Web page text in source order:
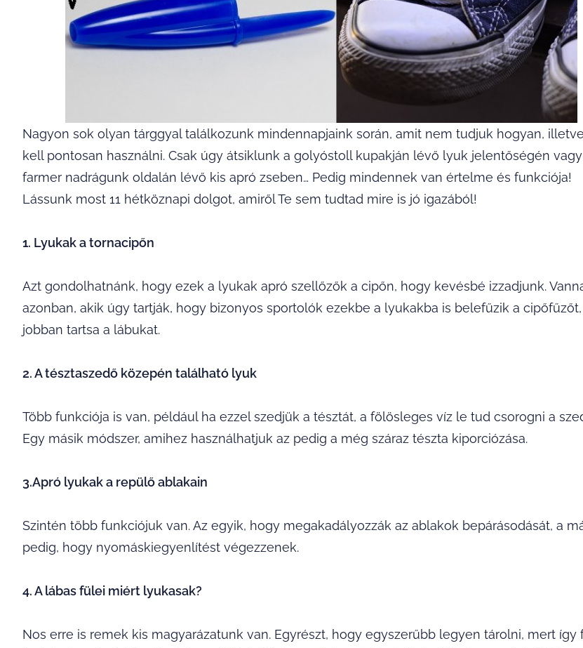
Nagyon sok olyan tárggyal találkozunk mindennapjaink során, amit nem tudjuk hogyan,
kell pontosan használni. Csak úgy átsiklunk a golyóstoll kupakján lévő lyuk jelentőségén
farmer nadrágunk oldalán lévő kis apró zseben… Pedig mindennek van értelme és funkciója!
Lássunk most 11 hétköznapi dolgot, amiről Te sem tudtad mire is jó igazából!
1. Lyukak a tornacipőn
Azt gondolhatnánk, hogy ezek a lyukak apró szellőzők a cipőn, hogy kevésbé izzadjunk.
azonban, akik úgy tartják, hogy bizonyos sportolók ezekbe a lyukakba is belefűzik a
jobban tartsa a lábukat.
2. A tésztaszedő közepén található lyuk
Több funkciója is van, például ha ezzel szedjük a tésztát, a fölösleges víz le tud csorogni a
Egy másik módszer, amihez használhatjuk az pedig a még száraz tészta kiporciózása.
3.Apró lyukak a repülő ablakain
Szintén több funkciójuk van. Az egyik, hogy megakadályozzák az ablakok bepárásodását, a
pedig, hogy nyomáskiegyenlítést végezzenek.
4. A lábas fülei miért lyukasak?
Nos erre is remek kis magyarázatunk van. Egyrészt, hogy egyszerűbb legyen tárolni, mert így